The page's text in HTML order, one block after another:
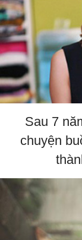
Sau 7
chuyện